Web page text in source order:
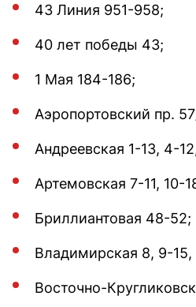
43 Линия 951-958;
40 лет победы 43;
1 Мая 184-186;
Аэропортовский пр.
Андреевская 1-13, 4-
Артемовская 7-11, 10-
Бриллиантовая 48-52;
Владимирская 8, 9-15,
Восточно-